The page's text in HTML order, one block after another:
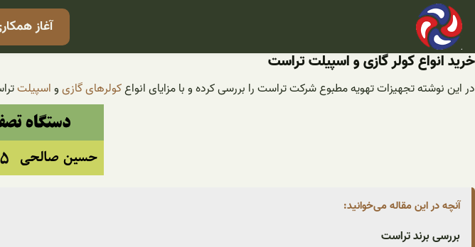
رفتن
محتوا
آغاز
خرید انواع کولر گازی و اسپیلت تراست
در این نوشته تجهیزات تهویه مطبوع شرکت تراست را بررسی کرده و با مزایای انواعکولرهای گازیواسپیلت
آنچه در این مقاله می‌خوانید:
بررسی برند تراست